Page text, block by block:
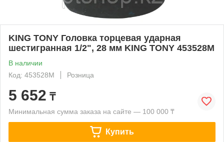
KING TONY Головка торцевая ударная
шестигранная 1/2", 28 мм KING TONY 453528M
В наличии
Код: 453528M
Розница
5 652 ₸
Минимальная сумма заказа на сайте — 100 000 ₸
Купить